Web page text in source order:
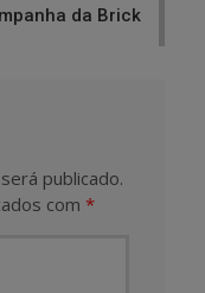
da Brick
publicado.
com *